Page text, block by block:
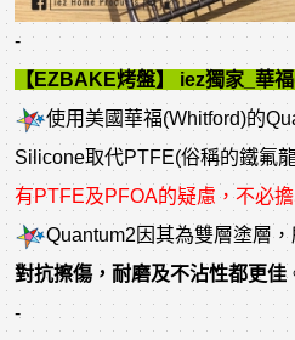
-
【EZBAKE烤盤】 iez獨家_華
使用美國華福(Whitford)的
Silicone取代PTFE(俗稱的鐵氟
有PTFE及PFOA的疑慮，不必
Quantum2因其為雙層塗層
對抗擦傷，耐磨及不沾性都更佳
-